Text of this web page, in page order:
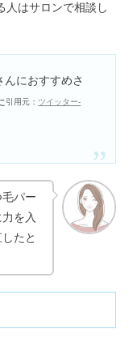
人はサロンで相談し
におすすめさ
引用元： ツイッター-
パー
を入
たと